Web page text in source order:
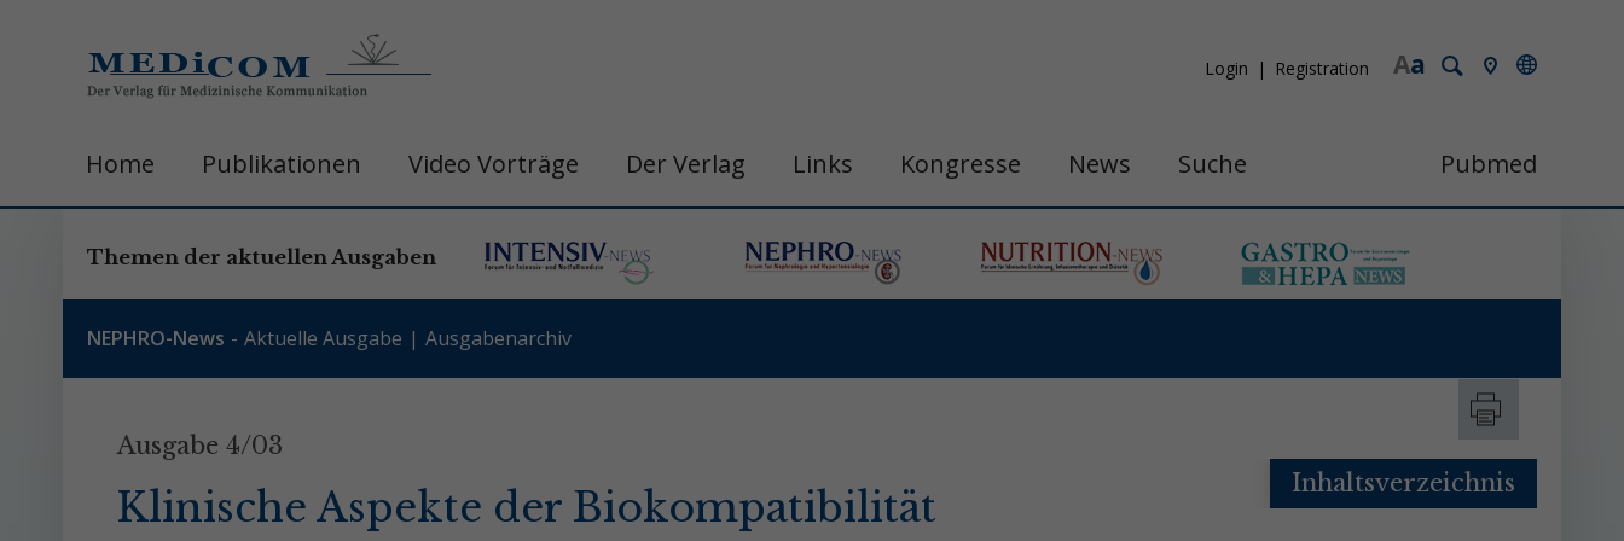
a
A
Login Registration
Home Publikationen Video Vorträge Der Verlag Links Kongresse News Suche Pubmed
Themen der aktuellen Ausgaben
NEPHRO-News Aktuelle Ausgabe Ausgabenarchiv
Ausgabe 4/03
Klinische Aspekte der Biokompatibilität Inhaltsverzeichnis